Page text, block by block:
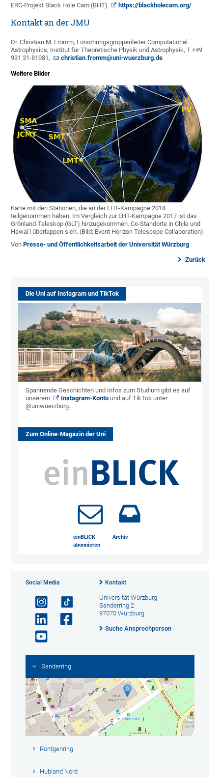
ERC-Projekt Black Hole Cam (BHT) https://blackholecam.org/
Kontakt an der JMU
Dr. Christian M. Fromm, Forschungsgruppenleiter Computational
Astrophysics, Institut für Theoretische Physik und Astrophysik, T +49
931 31-81981,
christian.fromm@uni-wuerzburg.de
Weitere Bilder
Karte mit den Stationen, die an der EHT-Kampagne 2018
teilgenommen haben. Im Vergleich zur EHT-Kampagne 2017 ist das
Grönland-Teleskop (GLT) hinzugekommen. Co-Standorte in Chile und
Hawai'i überlappen sich. (Bild: Event Horizon Telescope Collaboration)
VonPresse- und Öffentlichkeitsarbeit der Universität Würzburg
Zurück
Die Uni auf Instagram und TikTok
Spannende Geschichten und Infos zum Studium gibt es auf
unserem
Instagram-Konto und auf TikTok unter
@uniwuerzburg.
Zum Online-Magazin der Uni
einBLICK
abonnieren
Archiv
Social Media Kontakt
Universität Würzburg
Sanderring 2
97070 Würzburg
Suche Ansprechperson
Sanderring
Röntgenring
Hubland Nord